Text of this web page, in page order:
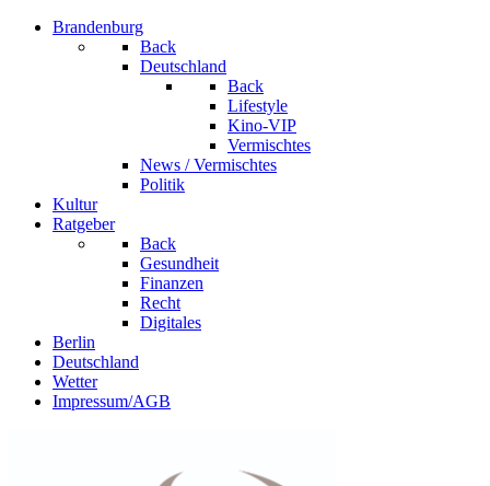
Brandenburg
Back
Deutschland
Back
Lifestyle
Kino-VIP
Vermischtes
News / Vermischtes
Politik
Kultur
Ratgeber
Back
Gesundheit
Finanzen
Recht
Digitales
Berlin
Deutschland
Wetter
Impressum/AGB